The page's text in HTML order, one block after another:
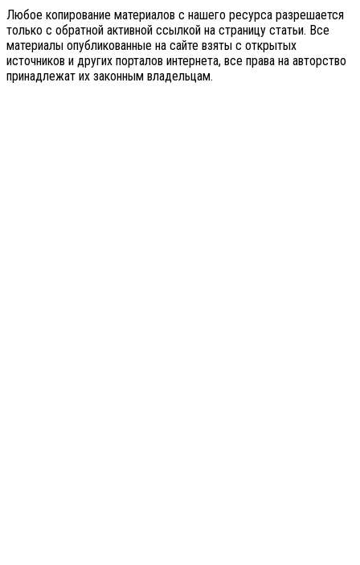
Любое копирование материалов с нашего ресурса разрешается
только с обратной активной ссылкой на страницу статьи. Все
материалы опубликованные на сайте взяты с открытых
источников и других порталов интернета, все права на авторство
принадлежат их законным владельцам.